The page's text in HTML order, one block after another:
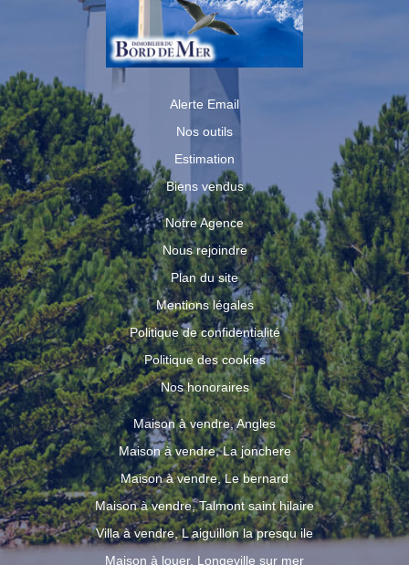
Alerte Email
Nos outils
Estimation
Biens vendus
Notre Agence
Nous rejoindre
Plan du site
Mentions légales
Politique de confidentialité
Politique des cookies
Nos honoraires
Maison à vendre, Angles
Maison à vendre, La jonchere
Maison à vendre, Le bernard
Maison à vendre, Talmont saint hilaire
Villa à vendre, L aiguillon la presqu ile
Maison à louer, Longeville sur mer